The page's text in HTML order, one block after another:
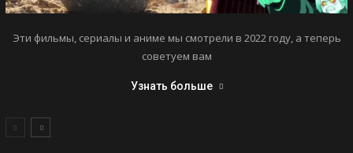
Эти фильмы, сериалы и аниме мы смотрели в 2022 году, а теперь
советуем вам
Узнать больше